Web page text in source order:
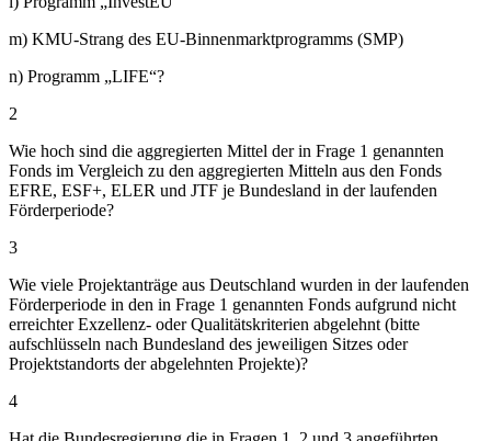
m) KMU-Strang des EU-Binnenmarktprogramms (SMP)
n) Programm „LIFE“?
2
Wie hoch sind die aggregierten Mittel der in Frage 1 genannten
Fonds im Vergleich zu den aggregierten Mitteln aus den Fonds
EFRE, ESF+, ELER und JTF je Bundesland in der laufenden
Förderperiode?
3
Wie viele Projektanträge aus Deutschland wurden in der laufenden
Förderperiode in den in Frage 1 genannten Fonds aufgrund nicht
erreichter Exzellenz- oder Qualitätskriterien abgelehnt (bitte
aufschlüsseln nach Bundesland des jeweiligen Sitzes oder
Projektstandorts der abgelehnten Projekte)?
4